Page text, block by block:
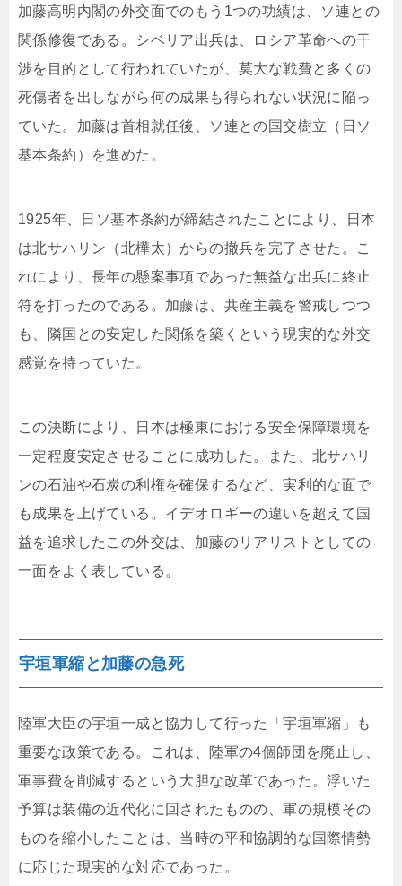
加藤高明内閣の外交面でのもう1つの功績は、ソ連との
関係修復である。シベリア出兵は、ロシア革命への干
渉を目的として行われていたが、莫大な戦費と多くの
死傷者を出しながら何の成果も得られない状況に陥っ
ていた。加藤は首相就任後、ソ連との国交樹立（日ソ
基本条約）を進めた。
1925年、日ソ基本条約が締結されたことにより、日本
は北サハリン（北樺太）からの撤兵を完了させた。こ
れにより、長年の懸案事項であった無益な出兵に終止
符を打ったのである。加藤は、共産主義を警戒しつつ
も、隣国との安定した関係を築くという現実的な外交
感覚を持っていた。
この決断により、日本は極東における安全保障環境を
一定程度安定させることに成功した。また、北サハリ
ンの石油や石炭の利権を確保するなど、実利的な面で
も成果を上げている。イデオロギーの違いを超えて国
益を追求したこの外交は、加藤のリアリストとしての
一面をよく表している。
宇垣軍縮と加藤の急死
陸軍大臣の宇垣一成と協力して行った「宇垣軍縮」も
重要な政策である。これは、陸軍の4個師団を廃止し、
軍事費を削減するという大胆な改革であった。浮いた
予算は装備の近代化に回されたものの、軍の規模その
ものを縮小したことは、当時の平和協調的な国際情勢
に応じた現実的な対応であった。